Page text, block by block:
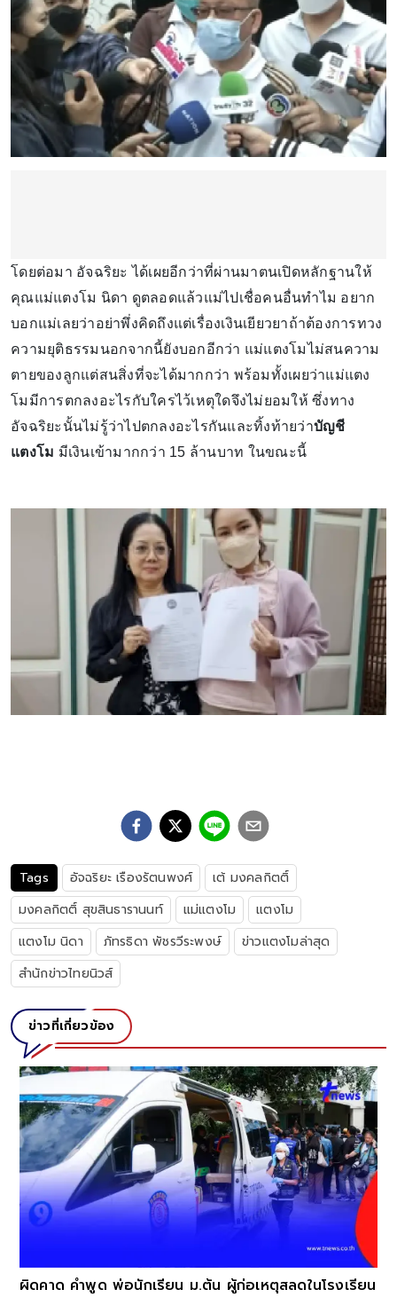
โดยต่อมา อัจฉริยะ ได้เผยอีกว่าที่ผ่านมาตนเปิดหลักฐานให้
คุณแม่แตงโม นิดา ดูตลอดแล้วแม่ไปเชื่อคนอื่นทำไม อยาก
บอกแม่เลยว่าอย่าพึ่งคิดถึงแต่เรื่องเงินเยียวยาถ้าต้องการทวง
ความยุติธรรมนอกจากนี้ยังบอกอีกว่า แม่แตงโมไม่สนความ
ตายของลูกแต่สนสิ่งที่จะได้มากกว่า พร้อมทั้งเผยว่าแม่แตง
โมมีการตกลงอะไรกับใครไว้เหตุใดจึงไม่ยอมให้ ซึ่งทาง
อัจฉริยะนั้นไม่รู้ว่าไปตกลงอะไรกันและทิ้งท้ายว่าบัญชี
แตงโม มีเงินเข้ามากกว่า 15 ล้านบาท ในขณะนี้
Tags อัจฉริยะ เรืองรัตนพงศ์
เต้ มงคลกิตติ์
มงคลกิตติ์ สุขสินธารานนท์
แม่แตงโม
แตงโม
แตงโม นิดา
ภัทรธิดา พัชรวีระพงษ์
ข่าวแตงโมล่าสุด
สำนักข่าวไทยนิวส์
ข่าวที่เกี่ยวข้อง
ผิดคาด คำพูด พ่อนักเรียน ม.ต้น ผู้ก่อเหตุสลดในโรงเรียน